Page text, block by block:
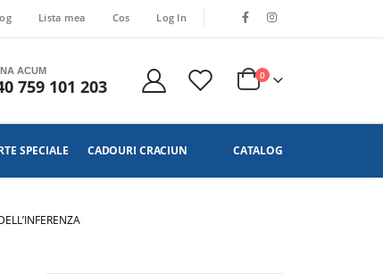
Lista mea Cos Log In
ACUM
759 101 203
0
SPECIALE CADOURI CRACIUN CATALOG